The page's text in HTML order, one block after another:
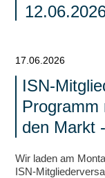
17.06.2026
ISN-
den Markt
Wir laden am
ISN-